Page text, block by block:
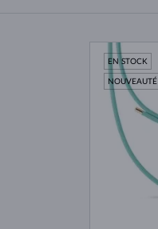
EN STOCK
NOUVEAUTÉ